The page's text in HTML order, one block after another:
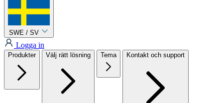
SWE / SV
Logga in
Produkter Välj rätt lösning Tema Kontakt och support